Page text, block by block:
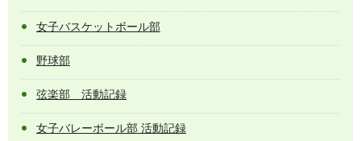
女子バスケットボール部
野球部
弦楽部 活動記録
女子バレーボール部 活動記録